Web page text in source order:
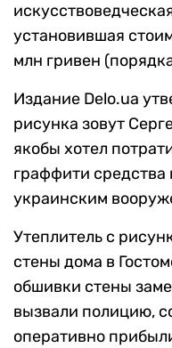
установившая
млн гривен
Издание Delo.ua
рисунка зовут
якобы хотел
граффити
украинским
Утеплитель с
стены дома в
обшивки стены
вызвали полицию,
оперативно